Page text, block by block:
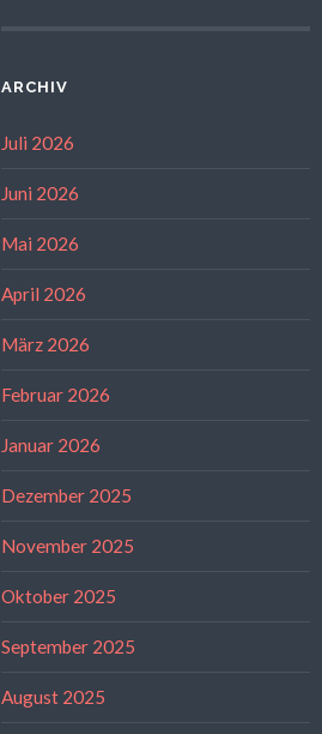
ARCHIV
Juli 2026
Juni 2026
Mai 2026
April 2026
März 2026
Februar 2026
Januar 2026
Dezember 2025
November 2025
Oktober 2025
September 2025
August 2025